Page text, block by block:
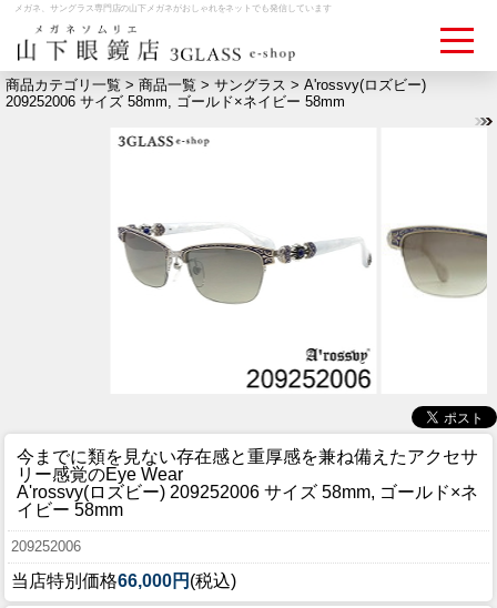
メガネ、サングラス専門店の山下メガネがおしゃれをネットでも発信しています
メディア情報
MEDIA
ACCESS
おすすめアイテム
ITEM
ブログ
BLOG
会社概要
商品カテゴリ一覧 > 商品一覧 > サングラス > A'rossvy(ロズビー)
209252006 サイズ 58mm, ゴールド×ネイビー 58mm
今までに類を見ない存在感と重厚感を兼ね備えたアクセサ
リー感覚のEye Wear
A'rossvy(ロズビー) 209252006 サイズ 58mm, ゴールド×ネ
イビー 58mm
209252006
当店特別価格66,000円 (税込)